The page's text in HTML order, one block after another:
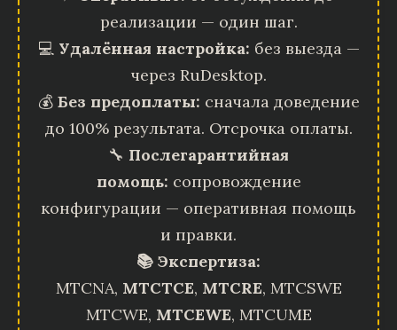
реализации — один шаг.
💻 Удалённая настройка: без выезда —
через RuDesktop.
💰 Без предоплаты: сначала доведение
до 100% результата. Отсрочка оплаты.
🔧 Послегарантийная
помощь: сопровождение
конфигурации — оперативная помощь
и правки.
📚 Экспертиза:
MTCNA, MTCTCE, MTCRE, MTCSWE
MTCWE, MTCEWE, MTCUME